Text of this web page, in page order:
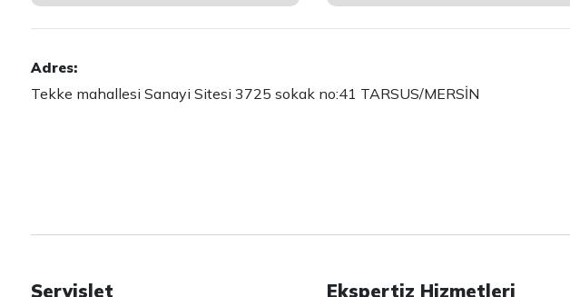
Adres:
Tekke mahallesi Sanayi Sitesi 3725 sokak no:41 TARSUS/MERSİN
Servislet Ekspertiz Hizmetleri